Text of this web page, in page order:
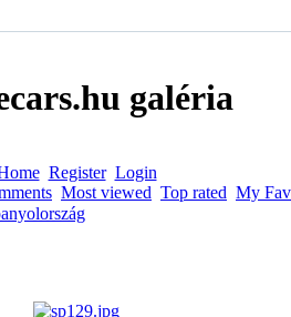
galéria
Register Login
Most viewed Top rated My